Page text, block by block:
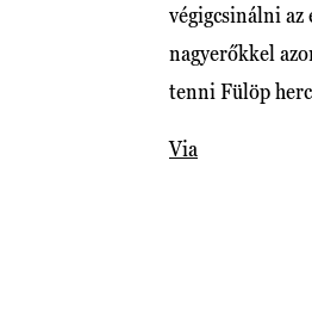
végigcsinálni az
nagyerőkkel
tenni Fülöp
Via